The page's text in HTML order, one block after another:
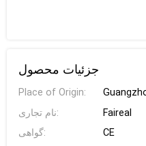
جزئیات محصول
Place of Origin:
نام تجاری:
Faireal
گواهی:
CE